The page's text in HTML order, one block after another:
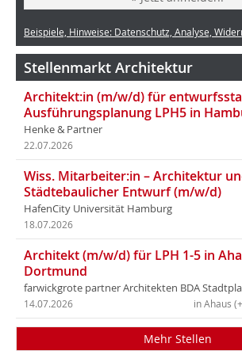
Beispiele, Hinweise: Datenschutz, Analyse,
Stellenmarkt Architektur
Architekt:in (m/w/d) für
Ausführungsplanung LPH5 in
Henke & Partner
22.07.2026
Wiss. Mitarbeiter:in – Architektur
Städtebaulicher Entwurf (m/w/d)
HafenCity Universität Hamburg
18.07.2026
Architekt (m/w/d) für LPH 1-5 in
Dortmund
farwickgrote partner Architekten BDA
in Ahaus
14.07.2026
Mehr Stellen